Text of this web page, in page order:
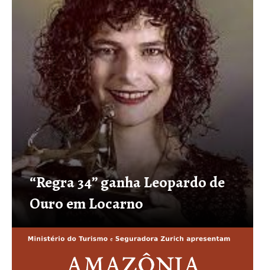
“Regra 34” ganha Leopardo de
Ouro em Locarno